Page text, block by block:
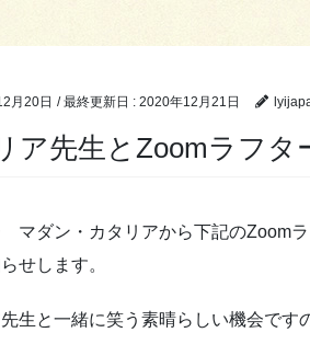
月20日 / 最終更新日 :2020年12月21日
ア先生とZoomラフタ
マダン・カタリアから下記のZoom
せします。
生と一緒に笑う素晴らしい機会です